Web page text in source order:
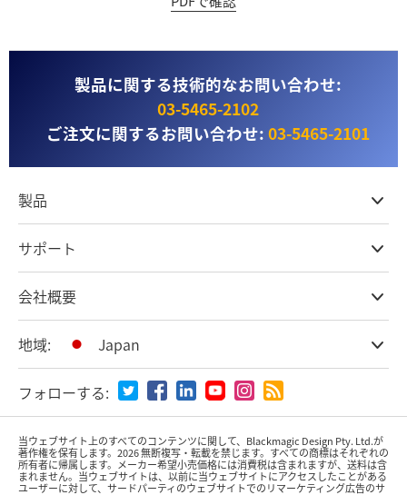
製品に関する技術的なお問い合わせ:
03‑5465‑2102
ご注文に関するお問い合わせ: 03‑5465‑2101
製品
DaVinci Resolve & Fusionソフトウェア
ネットワークストレージ
ATEMライブプロダクション
収録、キャプチャー、再生
放送用コンバーター
ルーティング＆配信
モニタリング＆テスト用機器
サポート
ストアに関するよくある質問
製品サポートセンター
お問い合わせ
特定商取引法に基づく表記
会社概要
会社概要
パートナー
メディア
地域: Japan
国または地域から選択
Australia
フォローする:
当ウェブサイト上のすべてのコンテンツに関して、Blackmagic Design Pty. Ltd.が
著作権を保有します。 2026 無断複写・転載を禁じます。すべての商標はそれぞれの
所有者に帰属します。 メーカー希望小売価格には消費税は含まれますが、送料は含
まれません。当ウェブサイトは、以前に当ウェブサイトにアクセスしたことがある
ユーザーに対して、サードパーティのウェブサイトでのリマーケティング広告のサ